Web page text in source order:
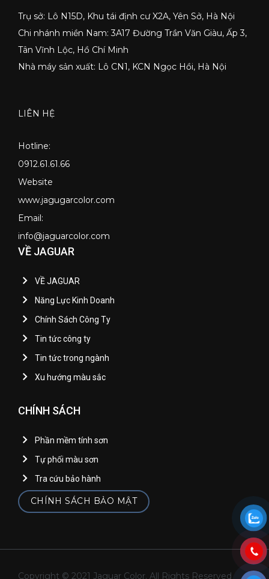
Trụ sở: Lô N15D, Khu tái định cư X2A, Yên Sở, Hà Nội
Chi nhánh miền Nam: 3A17 Đường Trần Văn Giàu, Ấp 3,
Tân Vĩnh Lộc, Hồ Chí Minh
Nhà máy sản xuất: Lô CN1, KCN Ngọc Hồi, Hà Nội
LIÊN HỆ
Hotline:
0912.61.61.66
Website
www.jagugarcolor.com
Email:
info@jaguarcolor.com
VỀ JAGUAR
VỀ JAGUAR
Năng Lực Kinh Doanh
Chính Sách Công Ty
Tin tức công ty
Tin tức trong ngành
Xu hướng màu sắc
CHÍNH SÁCH
Phần mềm tính sơn
Tự phối màu sơn
Tra cứu bảo hành
CHÍNH SÁCH BẢO MẬT
Copyright © 2021 Jaguar Color. All Rights Reserved